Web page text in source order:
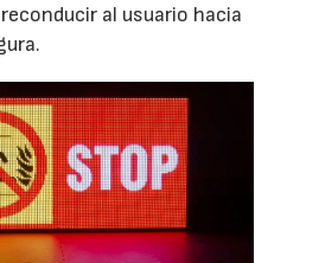
al usuario hacia